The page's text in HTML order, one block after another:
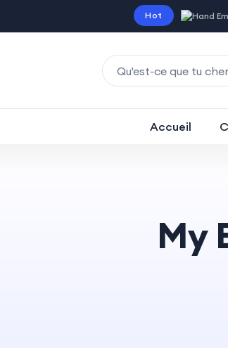
Hot
Accueil
My